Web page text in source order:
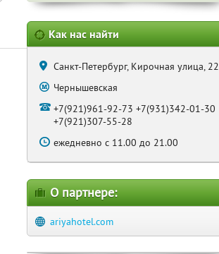
Как нас найти
Санкт-Петербург, Кирочная улица, 22
Чернышевская
+7(921)961-92-73 +7(931)342-01-30
+7(921)307-55-28
ежедневно с 11.00 до 21.00
О партнере:
ariyahotel.com